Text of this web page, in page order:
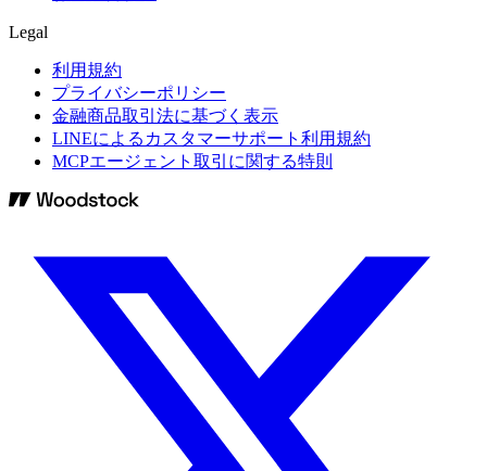
Legal
利用規約
プライバシーポリシー
金融商品取引法に基づく表示
LINEによるカスタマーサポート利用規約
MCPエージェント取引に関する特則